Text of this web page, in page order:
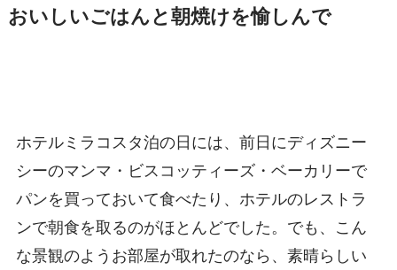
おいしいごはんと朝焼けを愉しんで
ホテルミラコスタ泊の日には、前日にディズニー
シーのマンマ・ビスコッティーズ・ベーカリーで
パンを買っておいて食べたり、ホテルのレストラ
ンで朝食を取るのがほとんどでした。でも、こん
な景観のようお部屋が取れたのなら、素晴らしい